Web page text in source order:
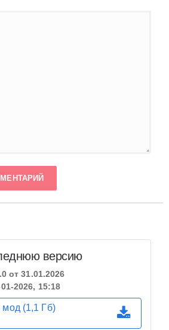
версию
от 31.01.2026
2026, 15:18
мод (1,1 Гб)